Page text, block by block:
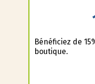
Bénéficiez de
boutique.